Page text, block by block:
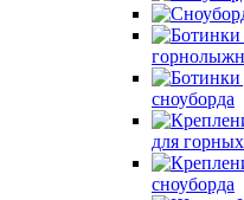
сноуборда
для
сноуборда